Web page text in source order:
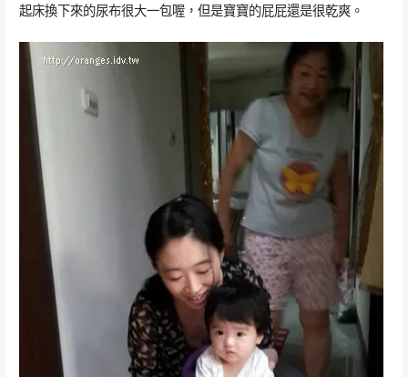
起床換下來的尿布很大一包喔，但是寶寶的屁屁還是很乾爽。